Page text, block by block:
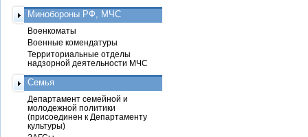
Минобороны РФ, МЧС
Военкоматы
Военные комендатуры
Территориальные отделы
надзорной деятельности МЧС
Семья
Департамент семейной и
молодежной политики
(присоединен к Департаменту
культуры)